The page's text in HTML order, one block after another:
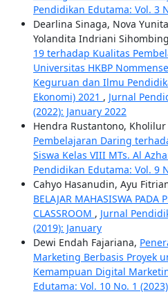
Pendidikan Edutama: Vol. 3
Dearlina Sinaga, Nova
Yolandita Indriani
19 terhadap Kualitas
Universitas HKBP
Keguruan dan Ilmu
Ekonomi) 2021 , Jurnal
(2022): January 2022
Hendra Rustantono, Kholilur
Pembelajaran Daring
Siswa Kelas VIII MTs. Al
Pendidikan Edutama: Vol. 9
Cahyo Hasanudin, Ayu
BELAJAR MAHASISWA PADA
CLASSROOM , Jurnal
(2019): January
Dewi Endah Fajariana,
Marketing Berbasis Proyek
Kemampuan Digital
Edutama: Vol. 10 No. 1